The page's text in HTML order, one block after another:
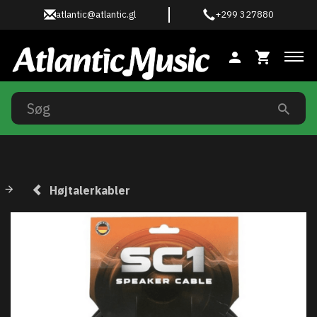
atlantic@atlantic.gl +299 327880
Højtalerkabler